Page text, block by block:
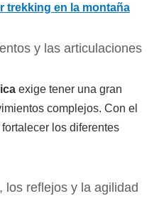
trekking en la montaña
y las articulaciones
exige tener una gran
complejos. Con el
los diferentes
los reflejos y la agilidad